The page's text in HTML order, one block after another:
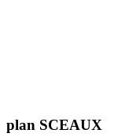
plan SCEAUX